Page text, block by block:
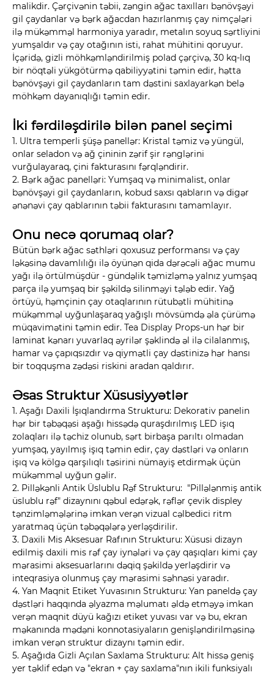
malikdir. Çərçivənin təbii, zəngin ağac taxılları bənövşəyi
gil çaydanlar və bərk ağacdan hazırlanmış çay nimçələri
ilə mükəmməl harmoniya yaradır, metalın soyuq sərtliyini
yumşaldır və çay otağının isti, rahat mühitini qoruyur.
İçəridə, gizli möhkəmləndirilmiş polad çərçivə, 30 kq-lıq
bir nöqtəli yükgötürmə qabiliyyətini təmin edir, hətta
bənövşəyi gil çaydanların tam dəstini saxlayarkən belə
möhkəm dayanıqlığı təmin edir.
İki fərdiləşdirilə bilən panel seçimi
1. Ultra temperli şüşə panellər: Kristal təmiz və yüngül,
onlar seladon və ağ çininin zərif şir rənglərini
vurğulayaraq, çini fakturasını fərqləndirir.
2. Bərk ağac panelləri: Yumşaq və minimalist, onlar
bənövşəyi gil çaydanların, kobud saxsı qabların və digər
ənənəvi çay qablarının təbii fakturasını tamamlayır.
Onu necə qorumaq olar?
Bütün bərk ağac səthləri qoxusuz performansı və çay
ləkəsinə davamlılığı ilə öyünən qida dərəcəli ağac mumu
yağı ilə örtülmüşdür - gündəlik təmizləmə yalnız yumşaq
parça ilə yumşaq bir şəkildə silinməyi tələb edir. Yağ
örtüyü, həmçinin çay otaqlarının rütubətli mühitinə
mükəmməl uyğunlaşaraq yağışlı mövsümdə əla çürümə
müqavimətini təmin edir. Tea Display Props-un hər bir
laminat kənarı yuvarlaq əyrilər şəklində əl ilə cilalanmış,
hamar və çapıqsızdır və qiymətli çay dəstinizə hər hansı
bir toqquşma zədəsi riskini aradan qaldırır.
Əsas Struktur Xüsusiyyətlər
1. Aşağı Daxili İşıqlandırma Strukturu: Dekorativ panelin
hər bir təbəqəsi aşağı hissədə quraşdırılmış LED işıq
zolaqları ilə təchiz olunub, sərt birbaşa parıltı olmadan
yumşaq, yayılmış işıq təmin edir, çay dəstləri və onların
işıq və kölgə qarşılıqlı təsirini nümayiş etdirmək üçün
mükəmməl uyğun gəlir.
2. Pilləkənli Antik Üslublu Rəf Strukturu: "Pillələnmiş antik
üslublu rəf" dizaynını qəbul edərək, rəflər çevik displey
tənzimləmələrinə imkan verən vizual cəlbedici ritm
yaratmaq üçün təbəqələrə yerləşdirilir.
3. Daxili Mis Aksesuar Rafının Strukturu: Xüsusi dizayn
edilmiş daxili mis rəf çay iynələri və çay qaşıqları kimi çay
mərasimi aksesuarlarını dəqiq şəkildə yerləşdirir və
inteqrasiya olunmuş çay mərasimi səhnəsi yaradır.
4. Yan Maqnit Etiket Yuvasının Strukturu: Yan paneldə çay
dəstləri haqqında əlyazma məlumatı əldə etməyə imkan
verən maqnit düyü kağızı etiket yuvası var və bu, ekran
məkanında mədəni konnotasiyaların genişləndirilməsinə
imkan verən struktur dizaynı təmin edir.
5. Aşağıda Gizli Açılan Saxlama Strukturu: Alt hissə geniş
yer təklif edən və "ekran + çay saxlama"nın ikili funksiyalı